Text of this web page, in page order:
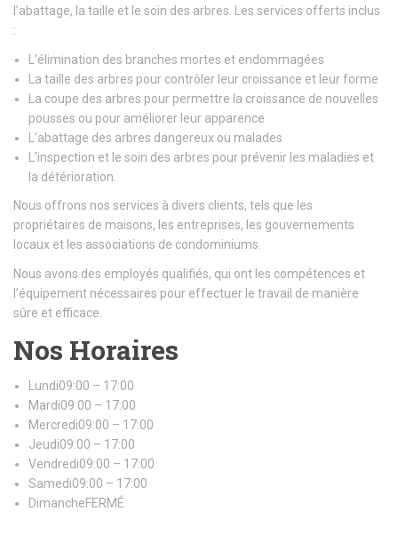
l’abattage, la taille et le soin des arbres. Les services offerts inclus
:
L’élimination des branches mortes et endommagées
La taille des arbres pour contrôler leur croissance et leur forme
La coupe des arbres pour permettre la croissance de nouvelles
pousses ou pour améliorer leur apparence
L’abattage des arbres dangereux ou malades
L’inspection et le soin des arbres pour prévenir les maladies et
la détérioration.
Nous offrons nos services à divers clients, tels que les
propriétaires de maisons, les entreprises, les gouvernements
locaux et les associations de condominiums.
Nous avons des employés qualifiés, qui ont les compétences et
l’équipement nécessaires pour effectuer le travail de manière
sûre et efficace.
Nos Horaires
Lundi09:00 – 17:00
Mardi09:00 – 17:00
Mercredi09:00 – 17:00
Jeudi09:00 – 17:00
Vendredi09:00 – 17:00
Samedi09:00 – 17:00
DimancheFERMÉ